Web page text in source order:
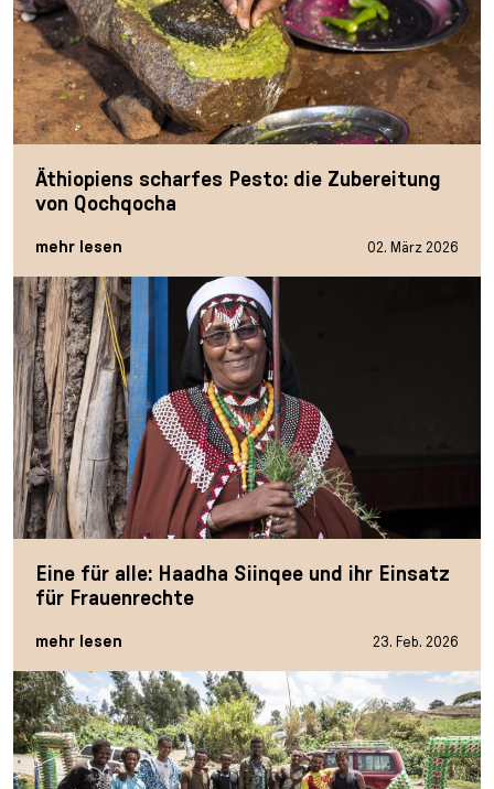
Äthiopiens scharfes Pesto: die Zubereitung
von Qochqocha
mehr lesen 02. März 2026
Eine für alle: Haadha Siinqee und ihr Einsatz
für Frauenrechte
mehr lesen 23. Feb. 2026